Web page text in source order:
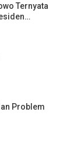
Ternyata
Problem